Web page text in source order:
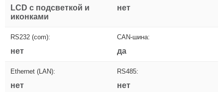
LCD с подсветкой и
иконками
нет
RS232 (com):
нет
CAN-шина:
да
Ethernet (LAN):
нет
RS485:
нет